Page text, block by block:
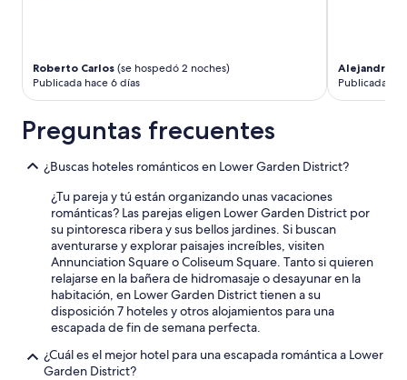
e
a
c
Roberto Carlos (se hospedó 2 noches)
Publicada hace 6 días
Alejandro
Publicada
Preguntas frecuentes
¿Buscas hoteles románticos en Lower Garden District?
¿Tu pareja y tú están organizando unas vacaciones
románticas? Las parejas eligen Lower Garden District por
su pintoresca ribera y sus bellos jardines. Si buscan
aventurarse y explorar paisajes increíbles, visiten
Annunciation Square o Coliseum Square. Tanto si quieren
relajarse en la bañera de hidromasaje o desayunar en la
habitación, en Lower Garden District tienen a su
disposición 7 hoteles y otros alojamientos para una
escapada de fin de semana perfecta.
¿Cuál es el mejor hotel para una escapada romántica a Lower
Garden District?